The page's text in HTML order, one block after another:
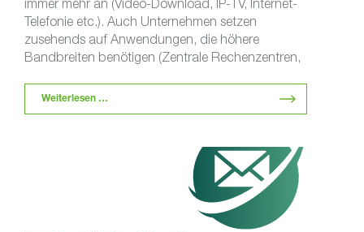
immer mehr an (Video-Download, IP-TV, Internet-
Telefonie etc.). Auch Unternehmen setzen
zusehends auf Anwendungen, die höhere
Bandbreiten benötigen (Zentrale Rechenzentren,
Weiterlesen …